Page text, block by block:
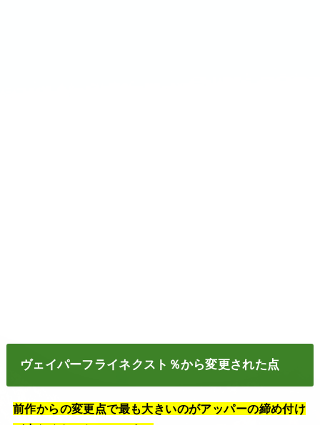
ヴェイパーフライネクスト％から変更された点
前作からの変更点で最も大きいのがアッパーの締め付け